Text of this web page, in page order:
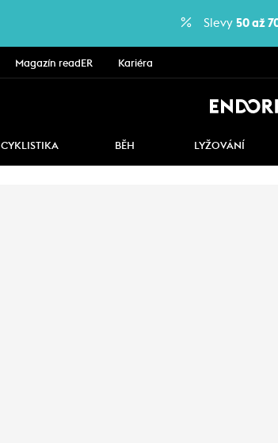
Slevy 50 až
Magazín readER Kariéra
CYKLISTIKA BĚH LYŽOVÁNÍ